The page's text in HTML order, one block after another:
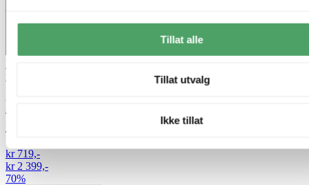
Tillat alle
Tillat utvalg
Ikke tillat
Lagertømming
Nova Life
Felicia Trio gulvlampe uten skjermer 3lys
kr 719,-
kr 2 399,-
70%